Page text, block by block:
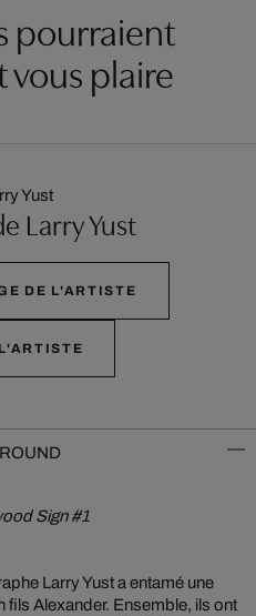
pourraient
plaire
Larry Yust
DE L'ARTISTE
Sign #1
Larry Yust a entamé une
Alexander. Ensemble, ils ont